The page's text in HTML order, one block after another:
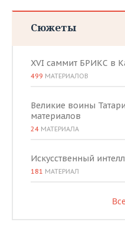
Сюжеты
XVI саммит БРИКС в
499 МАТЕРИАЛОВ
Великие воины
материалов
24 МАТЕРИАЛА
Искусственный
181 МАТЕРИАЛ